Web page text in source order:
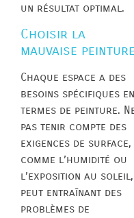
un résultat optimal.
Choisir la
mauvaise peinture
Chaque espace a des
besoins spécifiques en
termes de peinture.
pas tenir compte des
exigences de surface,
comme l’humidité ou
l’exposition au soleil,
peut entraînant des
problèmes de